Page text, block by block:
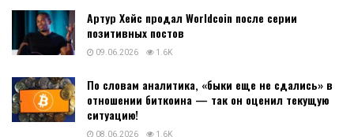
Артур Хейс продал Worldcoin после серии
позитивных постов
09.06.2026 1.6K
По словам аналитика, «быки еще не сдались» в
отношении биткоина — так он оценил текущую
ситуацию!
08.06.2026 1.6K